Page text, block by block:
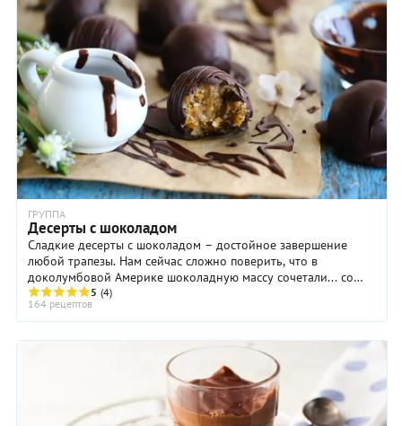
ГРУППА
Десерты с шоколадом
Сладкие десерты с шоколадом – достойное завершение
любой трапезы. Нам сейчас сложно поверить, что в
доколумбовой Америке шоколадную массу сочетали... со
острыми специями: нет, шоколад для нас – ...
5 (4)
164 рецептов